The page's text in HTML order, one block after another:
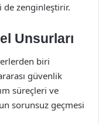
de zenginleştirir.
Unsurları
biri
güvenlik
süreçleri ve
sorunsuz geçmesi